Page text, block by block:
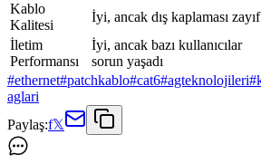
Kablo
Kalitesi
İyi, ancak dış kaplaması zayıf
İletim
Performansı
İyi, ancak bazı kullanıcılar
sorun yaşadı
#ethernet#patchkablo#cat6#agteknolojileri#
aglari
Paylaş:f𝕏